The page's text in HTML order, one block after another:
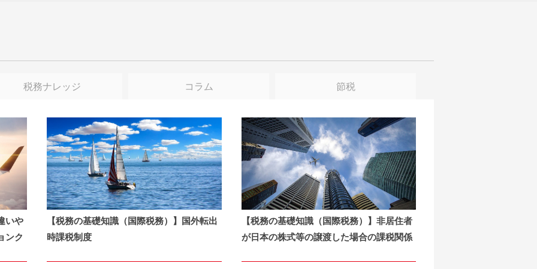
税務ナレッジ コラム 節税
いや
ンク
【税務の基礎知識（国際税務）】国外転出
時課税制度
【税務の基礎知識（国際税務）】非居住者
が日本の株式等の譲渡した場合の課税関係